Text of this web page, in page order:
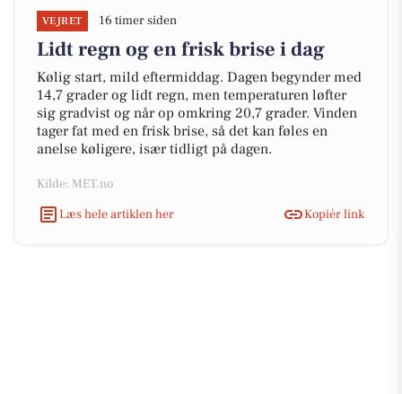
VEJRET 16 timer siden
Lidt regn og en frisk brise i dag
Kølig start, mild eftermiddag. Dagen begynder med
14,7 grader og lidt regn, men temperaturen løfter
sig gradvist og når op omkring 20,7 grader. Vinden
tager fat med en frisk brise, så det kan føles en
anelse køligere, især tidligt på dagen.
Kilde: MET.no
Læs hele artiklen her
Kopiér link